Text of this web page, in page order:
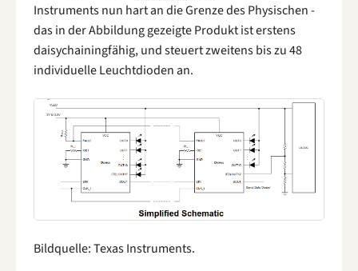
Instruments nun hart an die Grenze des Physischen -
das in der Abbildung gezeigte Produkt ist erstens
daisychainingfähig, und steuert zweitens bis zu 48
individuelle Leuchtdioden an.
Bildquelle: Texas Instruments.